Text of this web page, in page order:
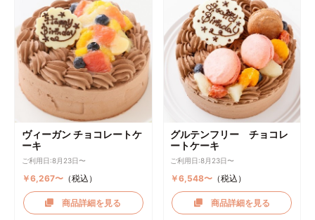
ヴィーガン チョコレートケ
ーキ
ご利用日:8月23日〜
￥6,267〜（税込）
商品詳細を見る
グルテンフリー チョコレ
ートケーキ
ご利用日:8月23日〜
￥6,548〜 （税込）
商品詳細を見る